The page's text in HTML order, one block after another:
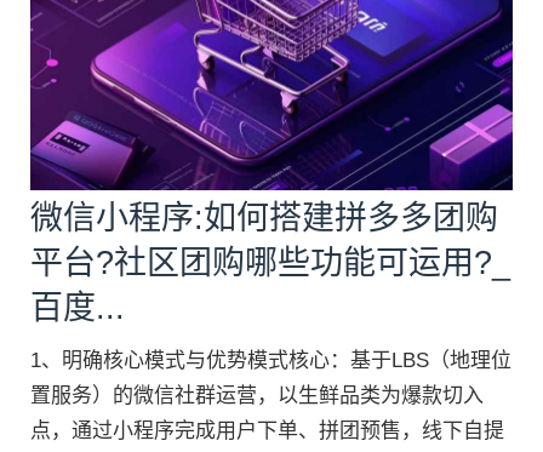
微信小程序:如何搭建拼多多团购
平台?社区团购哪些功能可运用?_
百度...
1、明确核心模式与优势模式核心：基于LBS（地理位
置服务）的微信社群运营，以生鲜品类为爆款切入
点，通过小程序完成用户下单、拼团预售，线下自提